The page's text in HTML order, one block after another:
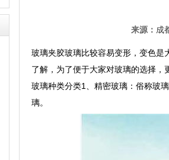
来源： 成
玻璃夹胶玻璃比较容易变形，变色是
了解，为了便于大家对玻璃的选择
玻璃种类分类1、精密玻璃：俗称玻
璃。